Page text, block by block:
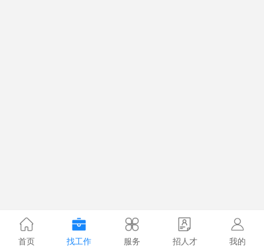
首页 找工作 服务 招人才 我的